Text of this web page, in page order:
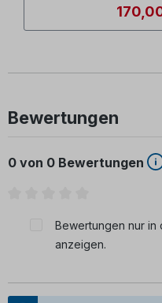
Bewertungen
0 von 0 Bewertungen
Bewertungen nur in
anzeigen.